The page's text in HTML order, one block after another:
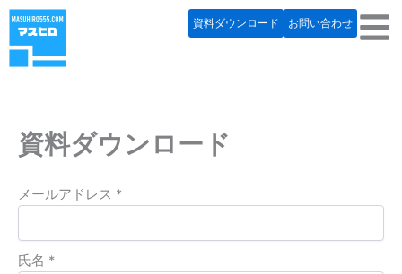
内
を
お問い合わせ
資料ダウンロード
資料ダウンロード
メールアドレス *
氏名 *